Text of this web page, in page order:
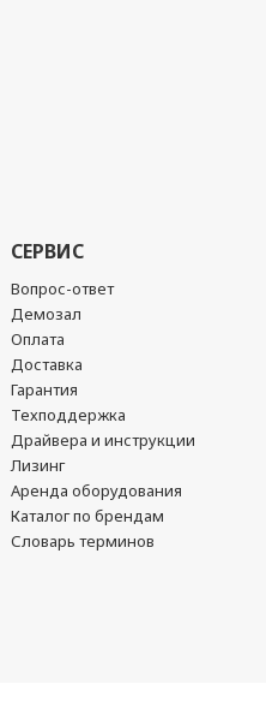
СЕРВИС
Вопрос-ответ
Демозал
Оплата
Доставка
Гарантия
Техподдержка
Драйвера и инструкции
Лизинг
Аренда оборудования
Каталог по брендам
Словарь терминов